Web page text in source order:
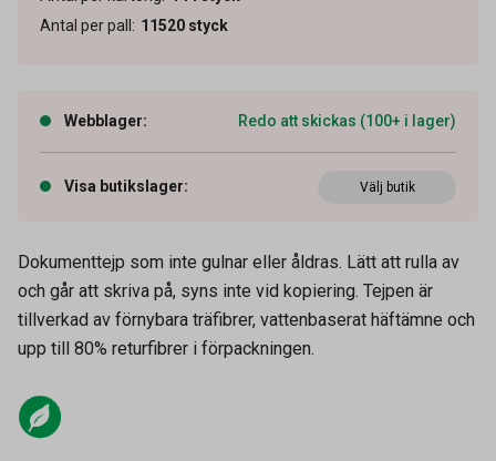
Antal per pall : 11520 styck
Webblager: Redo att skickas (100+ i lager)
Visa butikslager: Välj butik
Dokumenttejp som inte gulnar eller åldras. Lätt att rulla av
och går att skriva på, syns inte vid kopiering. Tejpen är
tillverkad av förnybara träfibrer, vattenbaserat häftämne och
upp till 80% returfibrer i förpackningen.
Artikelnummer
Tidigare artikelnummer
Leverantörens